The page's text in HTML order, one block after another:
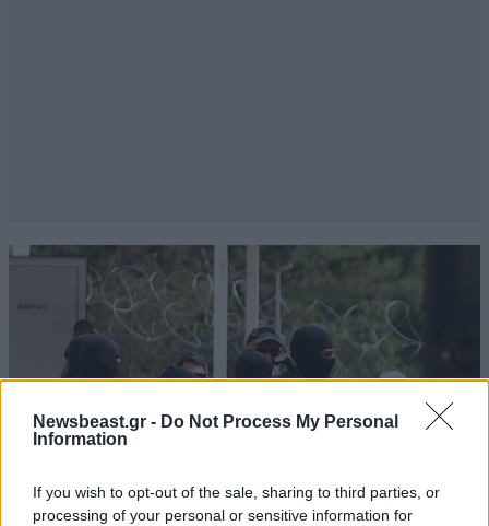
Newsbeast.gr - Do Not Process My Personal
Information
If you wish to opt-out of the sale, sharing to third parties, or
processing of your personal or sensitive information for